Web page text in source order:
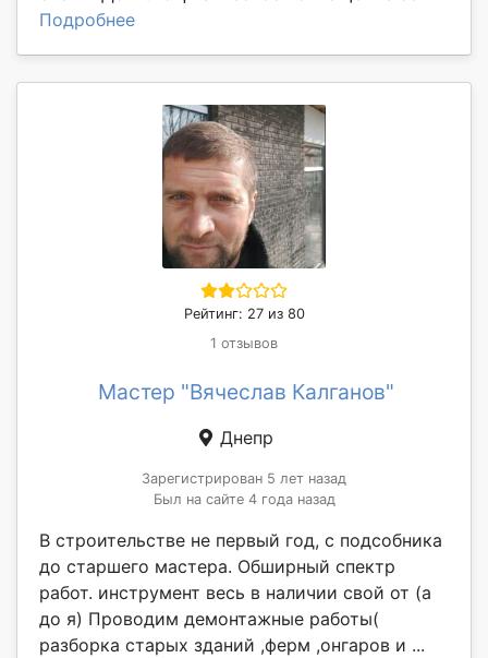
Подробнее
Рейтинг: 27 из 80
1 отзывов
Мастер "Вячеслав Калганов"
Днепр
Зарегистрирован 5 лет назад
Был на сайте 4 года назад
В строительстве не первый год, с подсобника
до старшего мастера. Обширный спектр
работ. инструмент весь в наличии свой от (а
до я) Проводим демонтажные работы(
разборка старых зданий ,ферм ,онгаров и ...